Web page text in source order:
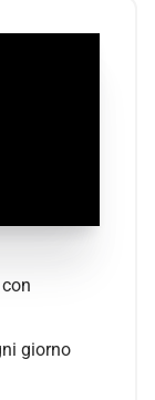
con
giorno